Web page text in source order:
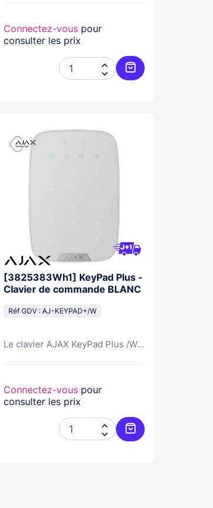
Connectez-vous pour
consulter les prix


Ajouter au panier
[3825383Wh1] KeyPad Plus -
Clavier de commande BLANC
Réf GDV : AJ-KEYPAD+/W
Le clavier AJAX KeyPad Plus /W...
Connectez-vous pour
consulter les prix


Ajouter au panier